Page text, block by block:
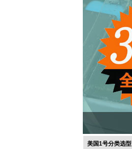
美国1号分类选型